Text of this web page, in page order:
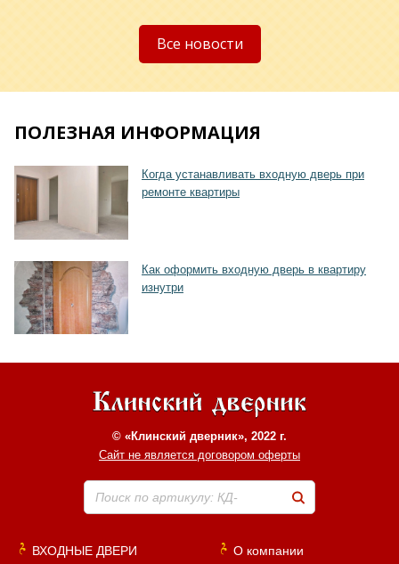
Хочу такую
Все новости
ПОЛЕЗНАЯ ИНФОРМАЦИЯ
Когда устанавливать входную дверь при
ремонте квартиры
Как оформить входную дверь в квартиру
изнутри
© «Клинский дверник», 2022 г.
Сайт не является договором оферты
Поиск по артикулу: КД-
ВХОДНЫЕ ДВЕРИ
О компании